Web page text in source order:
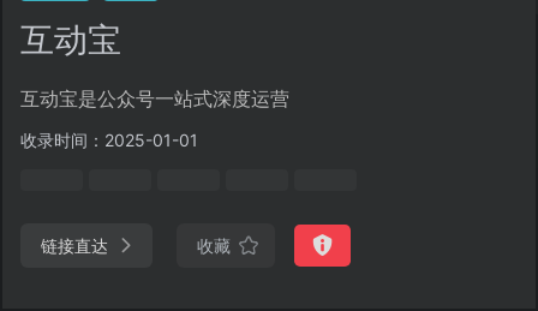
互动宝
互动宝是公众号一站式深度运营
收录时间：2025-01-01
链接直达 收藏